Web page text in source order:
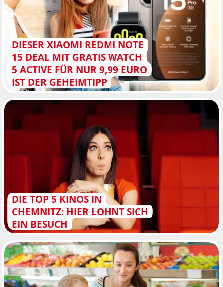
DIESER XIAOMI REDMI NOTE
15 DEAL MIT GRATIS WATCH
5 ACTIVE FÜR NUR 9,99 EURO
IST DER GEHEIMTIPP
DIE TOP 5 KINOS IN
CHEMNITZ: HIER LOHNT SICH
EIN BESUCH